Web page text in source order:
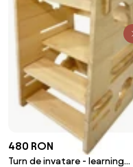
480 RON
Turn de invatare - learning